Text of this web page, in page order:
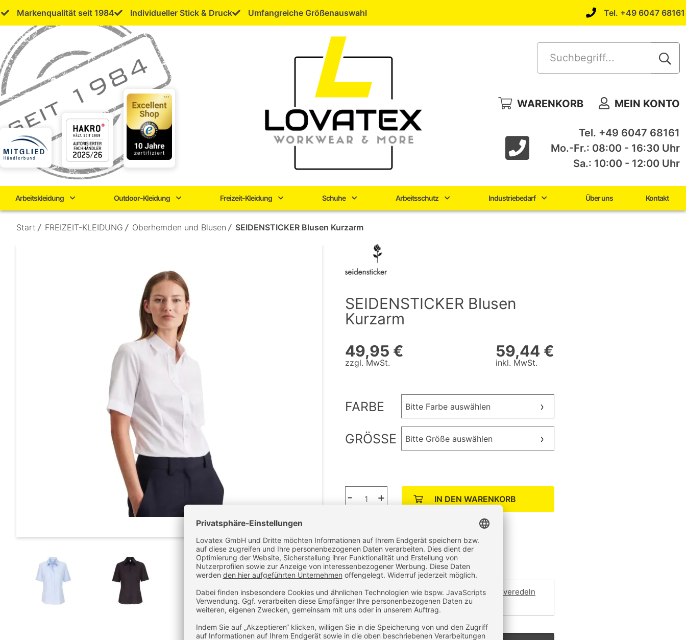
to
content
Markenqualität seit 1984 Individueller Stick & Druck Umfangreiche Größenauswahl Tel. +49 6047 68161
Suchbegriff...
WARENKORB MEIN KONTO
Tel. +49 6047 68161
Mo.-Fr.: 08:00 - 16:30 Uhr
Sa.: 10:00 - 12:00 Uhr
Arbeitskleidung Outdoor-Kleidung Freizeit-Kleidung Schuhe Arbeitsschutz Industriebedarf Über uns Kontakt
Start / FREIZEIT-KLEIDUNG / Oberhemden und Blusen / SEIDENSTICKER Blusen Kurzarm
SEIDENSTICKER Blusen
Kurzarm
49,95 €
zzgl. MwSt.
59,44 €
inkl. MwSt.
FARBE Bitte Farbe auswählen
GRÖSSE Bitte Größe auswählen
- + IN DEN WARENKORB
Bei uns können Sie alle Textilien auch veredeln
lassen. Bitte hier klicken.